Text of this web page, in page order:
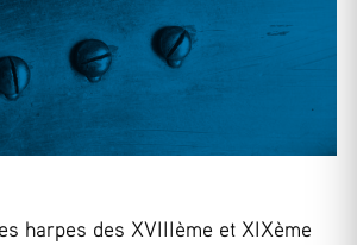
harpes des XVIIIème et XIXème